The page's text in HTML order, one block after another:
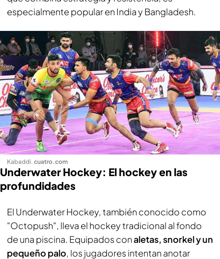
especialmente popular en India y Bangladesh.
Kabaddi. cuatro.com
Underwater Hockey: El hockey en las
profundidades
El Underwater Hockey, también conocido como
"Octopush", lleva el hockey tradicional al fondo
de una piscina. Equipados conaletas, snorkel y un
pequeño palo, los jugadores intentan anotar